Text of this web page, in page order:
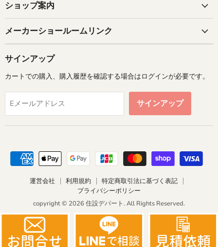
ショップ案内
メーカーショールームリンク
サインアップ
カートでの購入、購入履歴を確認する場合はログインが必要です。
Eメールアドレス サインアップ
運営会社 利用規約
特定商取引法に基づく表記
プライバシーポリシー
copyright © 2026 住設デパート. All Rights Reserved.